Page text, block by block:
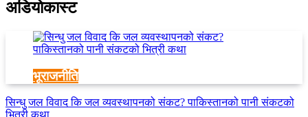
अडियाेकास्ट
भूराजनीति
सिन्धु जल विवाद कि जल व्यवस्थापनको संकट? पाकिस्तानको पानी संकटको